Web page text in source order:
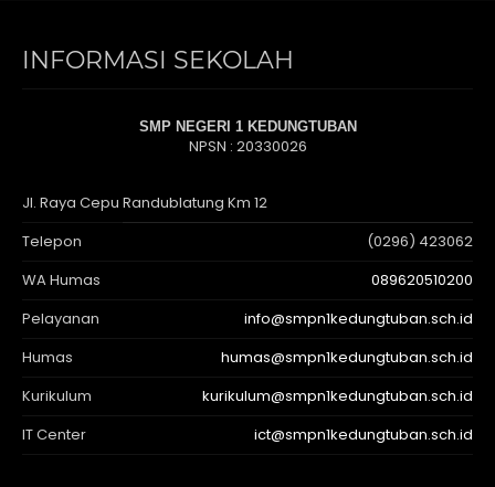
INFORMASI SEKOLAH
SMP NEGERI 1 KEDUNGTUBAN
NPSN : 20330026
Jl. Raya Cepu Randublatung Km 12
Telepon
(0296) 423062
WA Humas
089620510200
Pelayanan
info@smpn1kedungtuban.sch.id
Humas
humas@smpn1kedungtuban.sch.id
Kurikulum
kurikulum@smpn1kedungtuban.sch.id
IT Center
ict@smpn1kedungtuban.sch.id